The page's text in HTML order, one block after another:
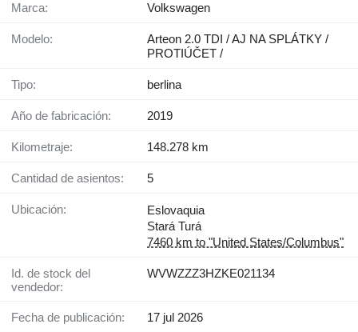
Marca: Volkswagen
Modelo:
Arteon 2.0 TDI / AJ NA SPLÁTKY /
PROTIÚČET /
Tipo: berlina
Año de fabricación: 2019
Kilometraje: 148.278 km
Cantidad de asientos: 5
Ubicación:
Eslovaquia
Stará Turá
7460 km to "United States/Columbus"
Id. de stock del
vendedor:
WVWZZZ3HZKE021134
Fecha de publicación: 17 jul 2026